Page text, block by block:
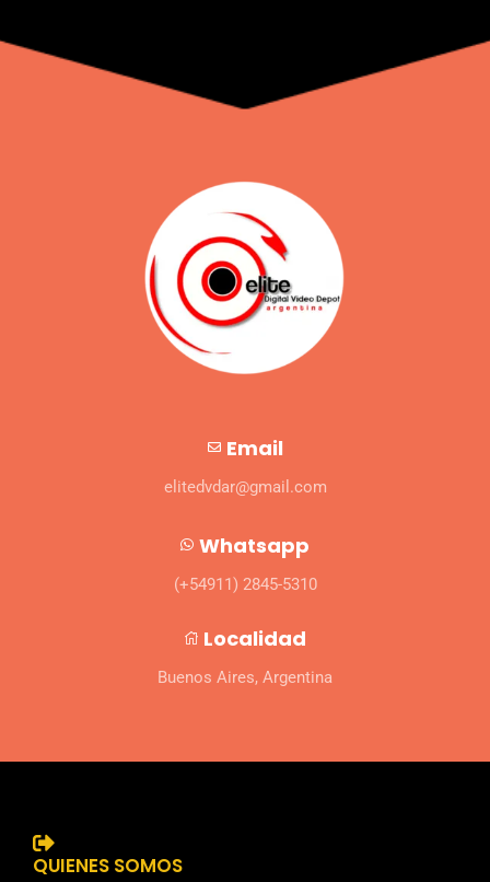
Email
elitedvdar@gmail.com
Whatsapp
(+54911) 2845-5310
Localidad
Buenos Aires, Argentina
QUIENES SOMOS